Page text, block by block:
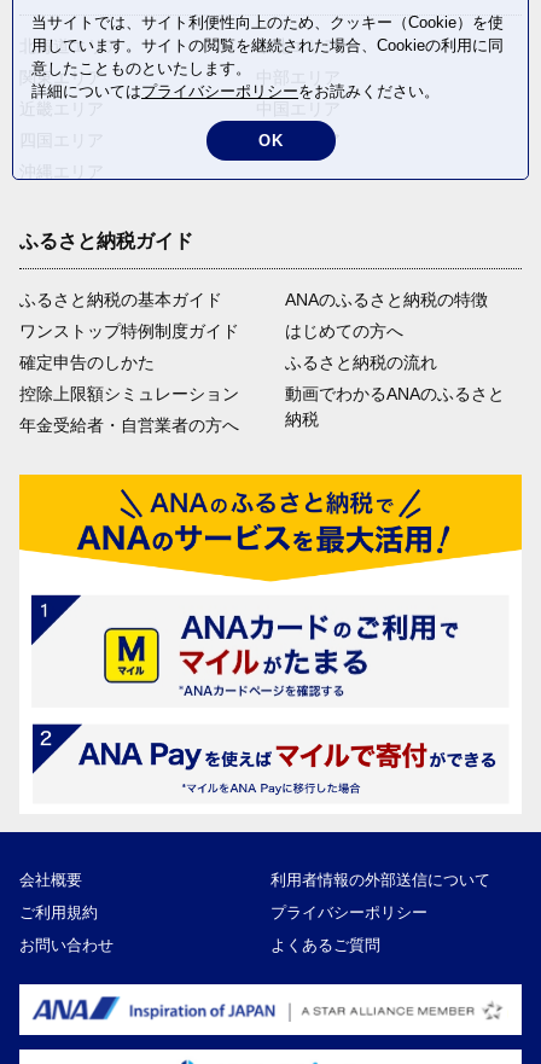
北海道エリア
関東エリア
東北エリア
九州エリア
ふるさと納税ガイド
ふるさと納税の基本ガイド
ワンストップ特例制度ガイド
確定申告のしかた
控除上限額シミュレーション
年金受給者・自営業者の方へ
ANAのふるさと納税の特徴
はじめての方へ
ふるさと納税の流れ
動画でわかるANAのふるさと
納税
会社概要
利用者情報の外部送信について
ご利用規約
プライバシーポリシー
お問い合わせ
よくあるご質問
当サイトでは、サイト利便性向上のため、クッキー（Cookie）を使
用しています。サイトの閲覧を継続された場合、Cookieの利用に同
意したことものといたします。
詳細についてはプライバシーポリシーをお読みください。
OK